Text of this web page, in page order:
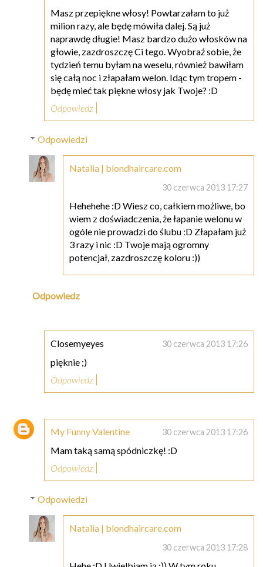
Masz przepiękne włosy! Powtarzałam to już
milion razy, ale będę mówiła dalej. Są już
naprawdę długie! Masz bardzo dużo włosków na
głowie, zazdroszczę Ci tego. Wyobraź sobie, że
tydzień temu byłam na weselu, również bawiłam
się całą noc i złapałam welon. Idąc tym tropem -
będę mieć tak piękne włosy jak Twoje? :D
Odpowiedz
Odpowiedzi
Natalia | blondhaircare.com
30 czerwca 2013 17:27
Hehehehe :D Wiesz co, całkiem możliwe, bo
wiem z doświadczenia, że łapanie welonu w
ogóle nie prowadzi do ślubu :D Złapałam już
3 razy i nic :D Twoje mają ogromny
potencjał, zazdroszczę koloru :))
Odpowiedz
Closemyeyes 30 czerwca 2013 17:26
pięknie ;)
Odpowiedz
My Funny Valentine 30 czerwca 2013 17:26
Mam taką samą spódniczkę! :D
Odpowiedz
Odpowiedzi
Natalia | blondhaircare.com
30 czerwca 2013 17:28